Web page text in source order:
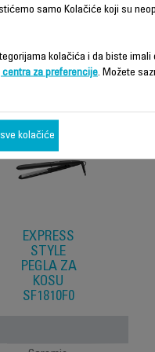
Poređenje
EXPRESS
STYLE
PEGLA ZA
KOSU
SF1810F0
samo Kolačiće koji su
kolačića i da biste imali
centra za preferencije. Možete
kolačiće